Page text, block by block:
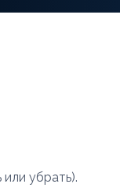
или убрать).